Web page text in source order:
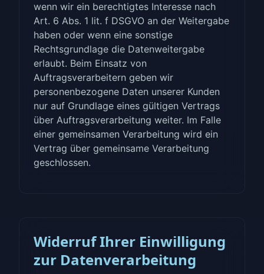
wenn wir ein berechtigtes Interesse nach
Art. 6 Abs. 1 lit. f DSGVO an der Weitergabe
haben oder wenn eine sonstige
Rechtsgrundlage die Datenweitergabe
erlaubt. Beim Einsatz von
Auftragsverarbeitern geben wir
personenbezogene Daten unserer Kunden
nur auf Grundlage eines gültigen Vertrags
über Auftragsverarbeitung weiter. Im Falle
einer gemeinsamen Verarbeitung wird ein
Vertrag über gemeinsame Verarbeitung
geschlossen.
Widerruf Ihrer Einwilligung
zur Datenverarbeitung